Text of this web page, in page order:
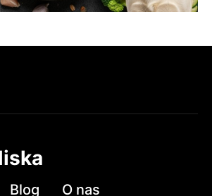
Blog O nas